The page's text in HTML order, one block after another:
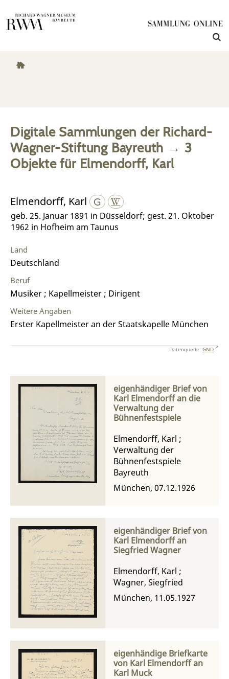
Digitale Sammlungen der Richard-
Wagner-Stiftung Bayreuth → 3
Objektefür Elmendorff, Karl
Elmendorff, Karl
geb. 25. Januar 1891 in Düsseldorf; gest. 21. Oktober
1962 in Hofheim am Taunus
Land
Deutschland
Beruf
Musiker ; Kapellmeister ; Dirigent
Weitere Angaben
Erster Kapellmeister an der Staatskapelle München
Datenquelle: GND
eigenhändiger Brief von
Karl Elmendorff an die
Verwaltung der
Bühnenfestspiele
Elmendorff, Karl ;
Verwaltung der
Bühnenfestspiele
Bayreuth
München, 07.12.1926
eigenhändiger Brief von
Karl Elmendorff an
Siegfried Wagner
Elmendorff, Karl ;
Wagner, Siegfried
München, 11.05.1927
eigenhändige Briefkarte
von Karl Elmendorff an
Karl Muck